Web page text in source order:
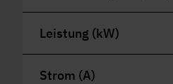
Leistung (kW)
Strom (A)